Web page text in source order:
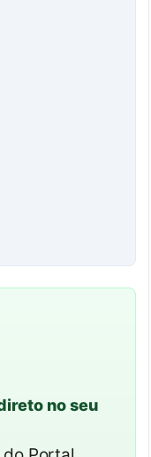
no seu